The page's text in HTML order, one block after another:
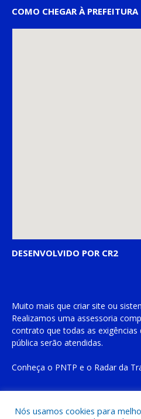
COMO CHEGAR À PREFEITURA
DESENVOLVIDO POR CR2
Muito mais que criar site ou
Realizamos uma assessoria
contrato que todas as exigências
pública serão atendidas.
Conheça o PNTP e o Radar da
Nós usamos cookies para